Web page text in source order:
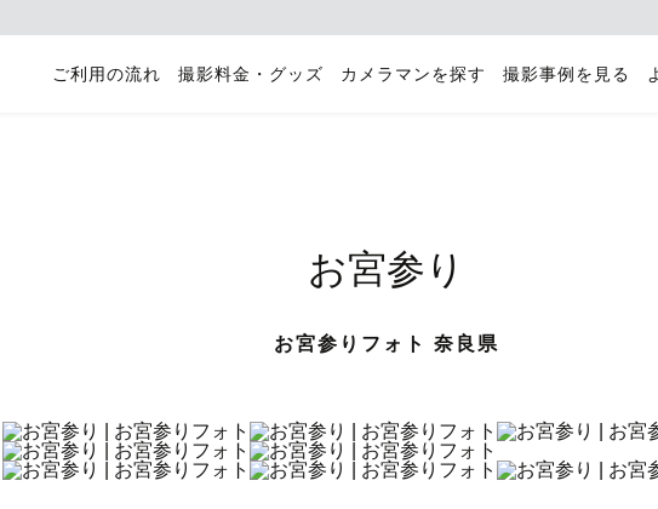
ご利用の流れ 撮影料金・グッズ カメラマンを探す 撮影事例を見る
お宮参り
お宮参りフォト 奈良県